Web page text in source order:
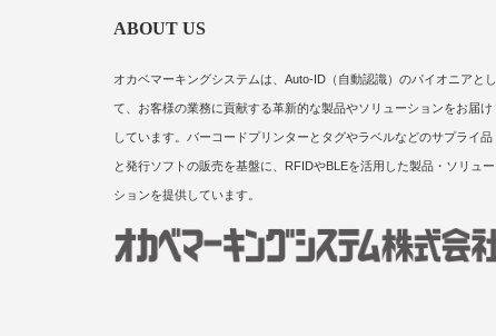
ABOUT US
オカベマーキングシステムは、Auto-ID（自動認識）のパイオニアとし
て、お客様の業務に貢献する革新的な製品やソリューションをお届け
しています。バーコードプリンターとタグやラベルなどのサプライ品
と発行ソフトの販売を基盤に、RFIDやBLEを活用した製品・ソリュー
ションを提供しています。